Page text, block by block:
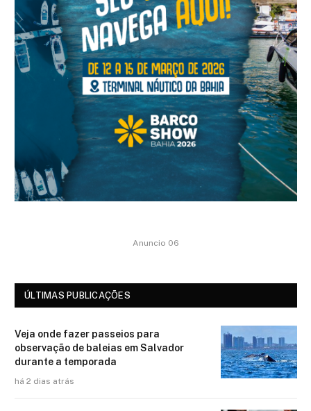
Anuncio 06
ÚLTIMAS PUBLICAÇÕES
Veja onde fazer passeios para
observação de baleias em Salvador
durante a temporada
há 2 dias atrás